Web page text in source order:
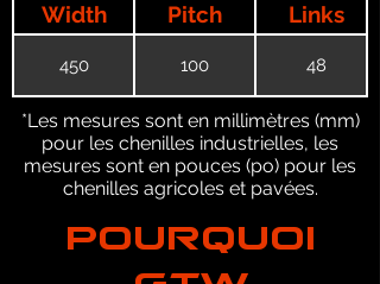
Width
Pitch
Links
450 100 48
*Les mesures sont en millimètres (mm)
pour les chenilles industrielles, les
mesures sont en pouces (po) pour les
chenilles agricoles et pavées.
POURQUOI
GTW